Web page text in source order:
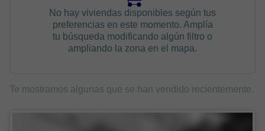
No hay viviendas disponibles según tus
preferencias en este momento. Amplía
tu búsqueda modificando algún filtro o
ampliando la zona en el mapa.
Te mostramos algunas que se han vendido recientemente.